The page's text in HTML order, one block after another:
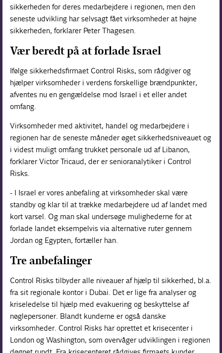
sikkerheden for deres medarbejdere i regionen, men den
seneste udvikling har selvsagt fået virksomheder at højne
sikkerheden, forklarer Peter Thagesen.
Vær beredt på at forlade Israel
Ifølge sikkerhedsfirmaet Control Risks, som rådgiver og
hjælper virksomheder i verdens forskellige brændpunkter,
afventes nu en gengældelse mod Israel i et eller andet
omfang.
Virksomheder med aktivitet, handel og medarbejdere i
regionen har de seneste måneder øget sikkerhedsniveauet og
i videst muligt omfang trukket personale ud af Libanon,
forklarer Victor Tricaud, der er senioranalytiker i Control
Risks.
- I Israel er vores anbefaling at virksomheder skal være
standby og klar til at trække medarbejdere ud af landet med
kort varsel. Og man skal undersøge mulighederne for at
forlade landet eksempelvis via alternative ruter gennem
Jordan og Egypten, fortæller han.
Tre anbefalinger
Control Risks tilbyder alle niveauer af hjælp til sikkerhed, bl.a.
fra sit regionale kontor i Dubai. Det er lige fra analyser og
kriseledelse til hjælp med evakuering og beskyttelse af
nøglepersoner. Blandt kunderne er også danske
virksomheder. Control Risks har oprettet et krisecenter i
London og Washington, som overvåger udviklingen i regionen